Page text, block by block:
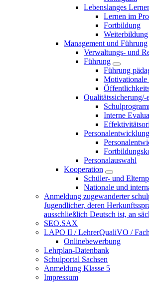
Lebenslanges
Lernen im
Fortbildung
Weiterbildung
Management und Führung
Verwaltungs- und
Führung
Führung
Motivationale
Interne
Personalentwicklung
Personalauswahl
Kooperation
Schüler- und
Nationale und
Anmeldung zugewanderter
Jugendlicher, deren
ausschließlich Deutsch ist, an
SEO.SAX
LAPO II / LehrerQualiVO /
Onlinebewerbung
Lehrplan-Datenbank
Schulportal Sachsen
Anmeldung Klasse 5
Impressum